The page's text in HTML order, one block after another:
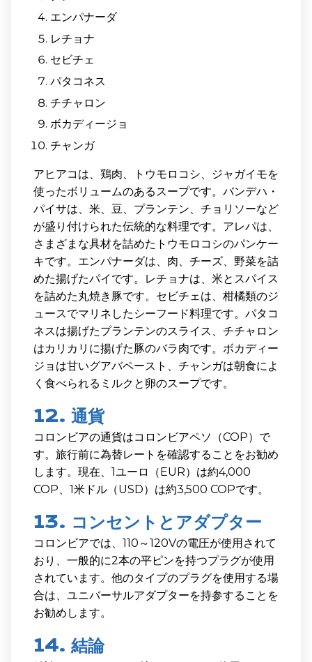
エンパナーダ
レチョナ
セビチェ
パタコネス
チチャロン
ボカディージョ
チャンガ
アヒアコは、鶏肉、トウモロコシ、ジャガイモを
使ったボリュームのあるスープです。バンデハ・
パイサは、米、豆、プランテン、チョリソーなど
が盛り付けられた伝統的な料理です。アレパは、
さまざまな具材を詰めたトウモロコシのパンケー
キです。エンパナーダは、肉、チーズ、野菜を詰
めた揚げたパイです。レチョナは、米とスパイス
を詰めた丸焼き豚です。セビチェは、柑橘類のジ
ュースでマリネしたシーフード料理です。パタコ
ネスは揚げたプランテンのスライス、チチャロン
はカリカリに揚げた豚のバラ肉です。ボカディー
ジョは甘いグアバペースト、チャンガは朝食によ
く食べられるミルクと卵のスープです。
12. 通貨
コロンビアの通貨はコロンビアペソ（COP）で
す。旅行前に為替レートを確認することをお勧め
します。現在、1ユーロ（EUR）は約4,000
COP、1米ドル（USD）は約3,500 COPです。
13. コンセントとアダプター
コロンビアでは、110～120Vの電圧が使用されて
おり、一般的に2本の平ピンを持つプラグが使用
されています。他のタイプのプラグを使用する場
合は、ユニバーサルアダプターを持参することを
お勧めします。
14. 結論